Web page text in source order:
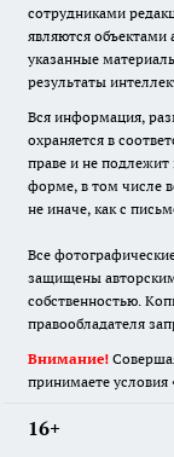
сотрудниками
являются объектами
указанные
результаты
Вся информация,
охраняется в
праве и не
форме, в том числе
не иначе, как с
Все
защищены
собственностью.
правообладателя
Внимание!
принимаете условия
16+